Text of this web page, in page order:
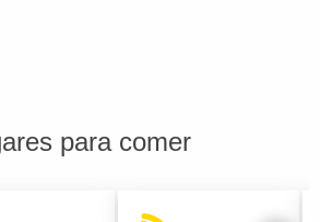
para comer